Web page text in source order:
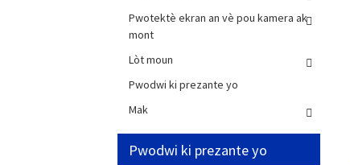
Pwotektè ekran an vè pou kamera ak
mont
Lòt moun
Pwodwi ki prezante yo
Mak
Pwodwi ki prezante yo